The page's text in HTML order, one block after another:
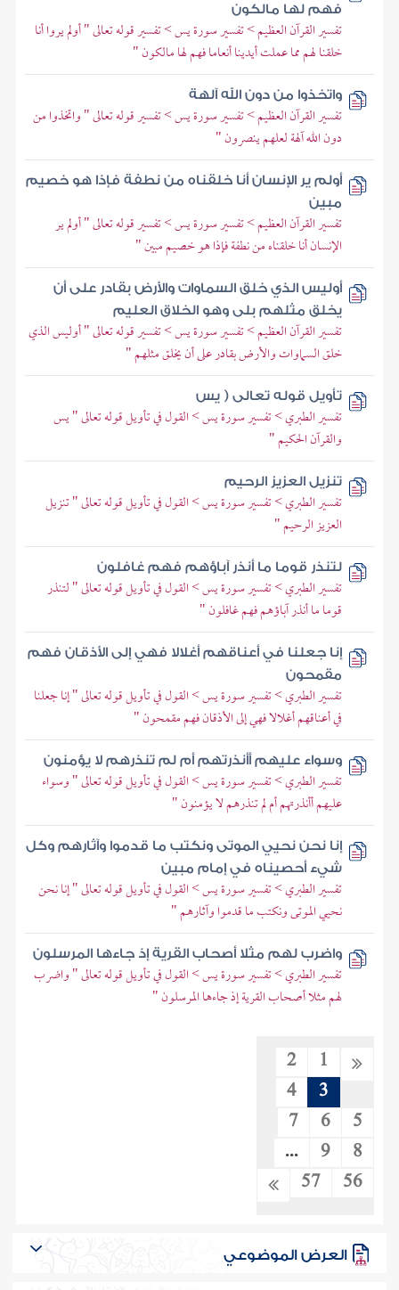
فهم لها مالكون
تفسير القرآن العظيم > تفسير سورة يس > تفسير قوله تعالى " أولم يروا أنا
خلقنا لهم مما عملت أيدينا أنعاما فهم لها مالكون "
واتخذوا من دون الله آلهة
تفسير القرآن العظيم > تفسير سورة يس > تفسير قوله تعالى " واتخذوا من
دون الله آلهة لعلهم ينصرون "
أولم ير الإنسان أنا خلقناه من نطفة فإذا هو خصيم
مبين
تفسير القرآن العظيم > تفسير سورة يس > تفسير قوله تعالى " أولم ير
الإنسان أنا خلقناه من نطفة فإذا هو خصيم مبين "
أوليس الذي خلق السماوات والأرض بقادر على أن
يخلق مثلهم بلى وهو الخلاق العليم
تفسير القرآن العظيم > تفسير سورة يس > تفسير قوله تعالى " أوليس الذي
خلق السماوات والأرض بقادر على أن يخلق مثلهم "
تأويل قوله تعالى ( يس
تفسير الطبري > تفسير سورة يس > القول في تأويل قوله تعالى " يس
والقرآن الحكيم "
تنزيل العزيز الرحيم
تفسير الطبري > تفسير سورة يس > القول في تأويل قوله تعالى " تنزيل
العزيز الرحيم "
لتنذر قوما ما أنذر آباؤهم فهم غافلون
تفسير الطبري > تفسير سورة يس > القول في تأويل قوله تعالى " لتنذر
قوما ما أنذر آباؤهم فهم غافلون "
إنا جعلنا في أعناقهم أغلالا فهي إلى الأذقان فهم
مقمحون
تفسير الطبري > تفسير سورة يس > القول في تأويل قوله تعالى " إنا جعلنا
في أعناقهم أغلالا فهي إلى الأذقان فهم مقمحون "
وسواء عليهم أأنذرتهم أم لم تنذرهم لا يؤمنون
تفسير الطبري > تفسير سورة يس > القول في تأويل قوله تعالى " وسواء
عليهم أأنذرتهم أم لم تنذرهم لا يؤمنون "
إنا نحن نحيي الموتى ونكتب ما قدموا وآثارهم وكل
شيء أحصيناه في إمام مبين
تفسير الطبري > تفسير سورة يس > القول في تأويل قوله تعالى " إنا نحن
نحيي الموتى ونكتب ما قدموا وآثارهم "
واضرب لهم مثلا أصحاب القرية إذ جاءها المرسلون
تفسير الطبري > تفسير سورة يس > القول في تأويل قوله تعالى " واضرب
لهم مثلا أصحاب القرية إذ جاءها المرسلون "
1
2
3
4
5
6
7
8
9
...
56
57
العرض الموضوعي